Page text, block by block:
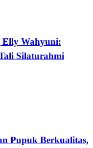
Elly Wahyuni:
Silaturahmi
Pupuk Berkualitas,